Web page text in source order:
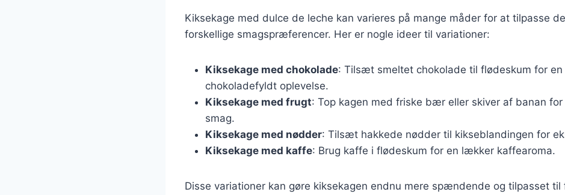
Kiksekage med dulce de leche kan varieres på mange måder for at tilpasse
forskellige smagspræferencer. Her er nogle ideer til variationer:
Kiksekage med chokolade: Tilsæt smeltet chokolade til flødeskum for en
chokoladefyldt oplevelse.
Kiksekage med frugt: Top kagen med friske bær eller skiver af banan
smag.
Kiksekage med nødder: Tilsæt hakkede nødder til kikseblandingen for
Kiksekage med kaffe: Brug kaffe i flødeskum for en lækker kaffearoma.
Disse variationer kan gøre kiksekagen endnu mere spændende og tilpasset til